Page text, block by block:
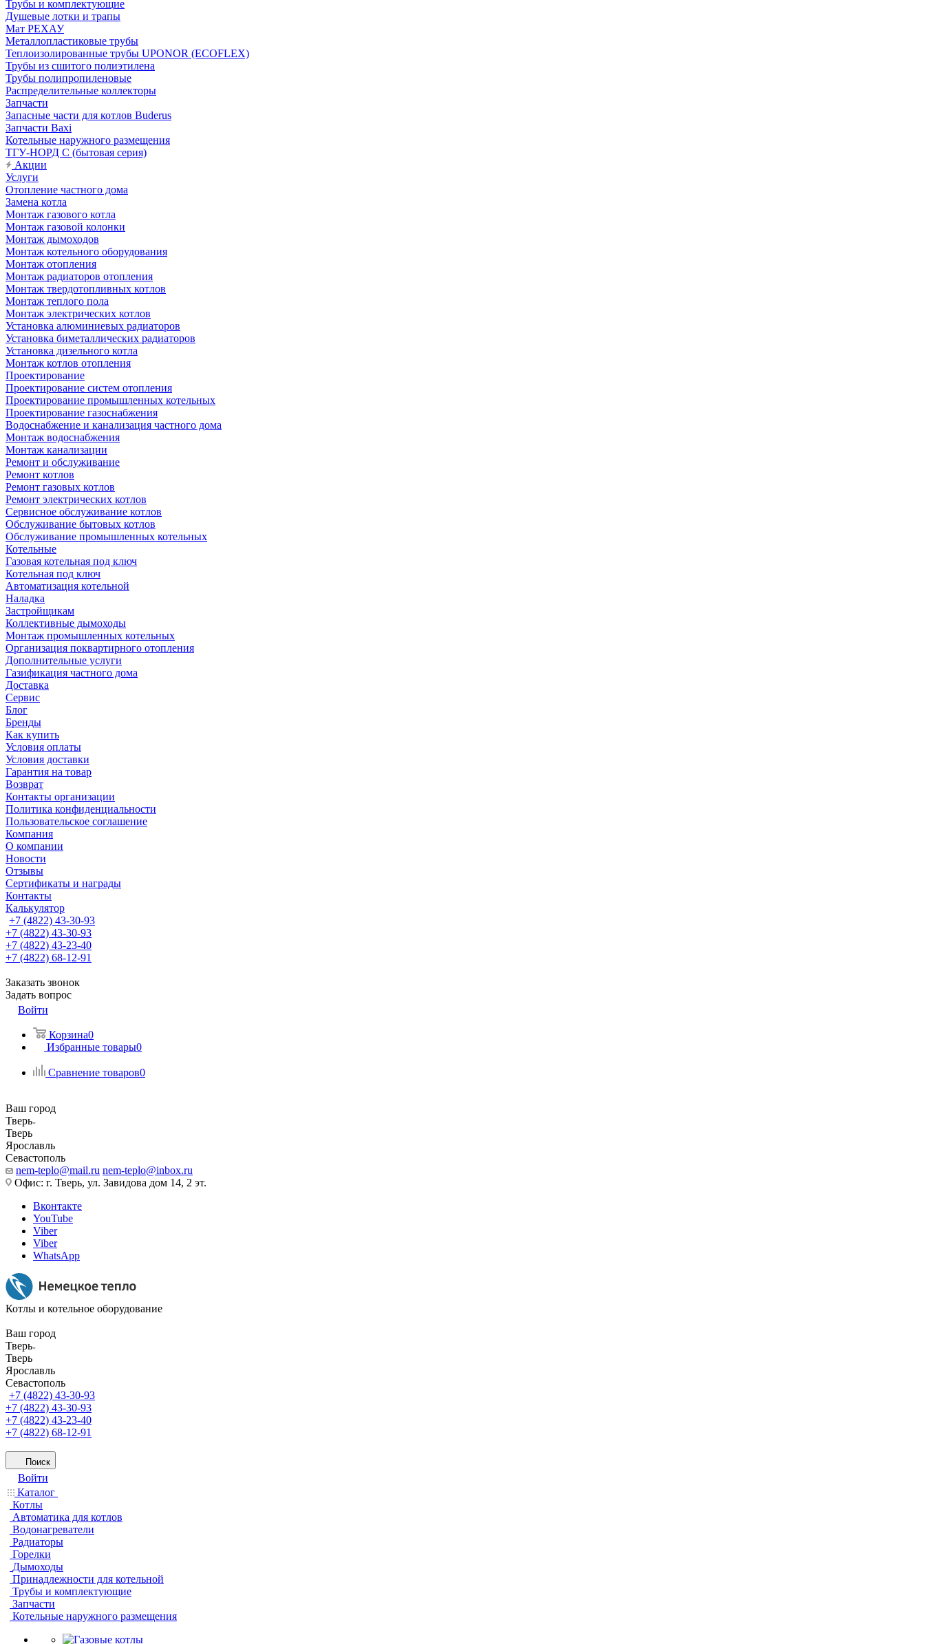
Трубы и комплектующие
Душевые лотки и трапы
Мат РЕХАУ
Металлопластиковые трубы
Теплоизолированные трубы UPONOR (ECOFLEX)
Трубы из сшитого полиэтилена
Трубы полипропиленовые
Распределительные коллекторы
Запчасти
Запасные части для котлов Buderus
Запчасти Baxi
Котельные наружного размещения
ТГУ-НОРД С (бытовая серия)
Акции
Услуги
Отопление частного дома
Замена котла
Монтаж газового котла
Монтаж газовой колонки
Монтаж дымоходов
Монтаж котельного оборудования
Монтаж отопления
Монтаж радиаторов отопления
Монтаж твердотопливных котлов
Монтаж теплого пола
Монтаж электрических котлов
Установка алюминиевых радиаторов
Установка биметаллических радиаторов
Установка дизельного котла
Монтаж котлов отопления
Проектирование
Проектирование систем отопления
Проектирование промышленных котельных
Проектирование газоснабжения
Водоснабжение и канализация частного дома
Монтаж водоснабжения
Монтаж канализации
Ремонт и обслуживание
Ремонт котлов
Ремонт газовых котлов
Ремонт электрических котлов
Сервисное обслуживание котлов
Обслуживание бытовых котлов
Обслуживание промышленных котельных
Котельные
Газовая котельная под ключ
Котельная под ключ
Автоматизация котельной
Наладка
Застройщикам
Коллективные дымоходы
Монтаж промышленных котельных
Организация поквартирного отопления
Дополнительные услуги
Газификация частного дома
Доставка
Сервис
Блог
Бренды
Как купить
Условия оплаты
Условия доставки
Гарантия на товар
Возврат
Контакты организации
Политика конфиденциальности
Пользовательское соглашение
Компания
О компании
Новости
Отзывы
Сертификаты и награды
Контакты
Калькулятор
+7 (4822) 43-30-93
+7 (4822) 43-30-93
+7 (4822) 43-23-40
+7 (4822) 68-12-91
Заказать звонок
Задать вопрос
Войти
Корзина0
Избранные товары0
Сравнение товаров0
Ваш город
Тверь
Тверь
Ярославль
Севастополь
nem-teplo@mail.ru nem-teplo@inbox.ru
Офис: г. Тверь, ул. Завидова дом 14, 2 эт.
Вконтакте
YouTube
Viber
Viber
WhatsApp
Котлы и котельное оборудование
Ваш город
Тверь
Тверь
Ярославль
Севастополь
+7 (4822) 43-30-93
+7 (4822) 43-30-93
+7 (4822) 43-23-40
+7 (4822) 68-12-91
Поиск
Войти
Каталог
Котлы
Автоматика для котлов
Водонагреватели
Радиаторы
Горелки
Дымоходы
Принадлежности для котельной
Трубы и комплектующие
Запчасти
Котельные наружного размещения